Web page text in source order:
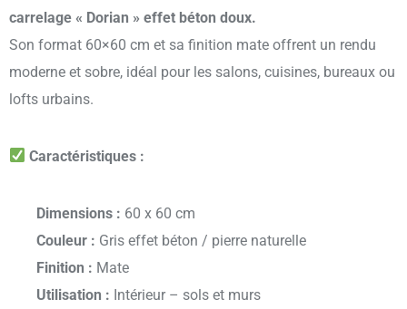
carrelage « Dorian » effet béton doux.
Son format 60×60 cm et sa finition mate offrent un rendu
moderne et sobre, idéal pour les salons, cuisines, bureaux ou
lofts urbains.
Caractéristiques :
Dimensions : 60 x 60 cm
Couleur : Gris effet béton / pierre naturelle
Finition : Mate
Utilisation : Intérieur – sols et murs